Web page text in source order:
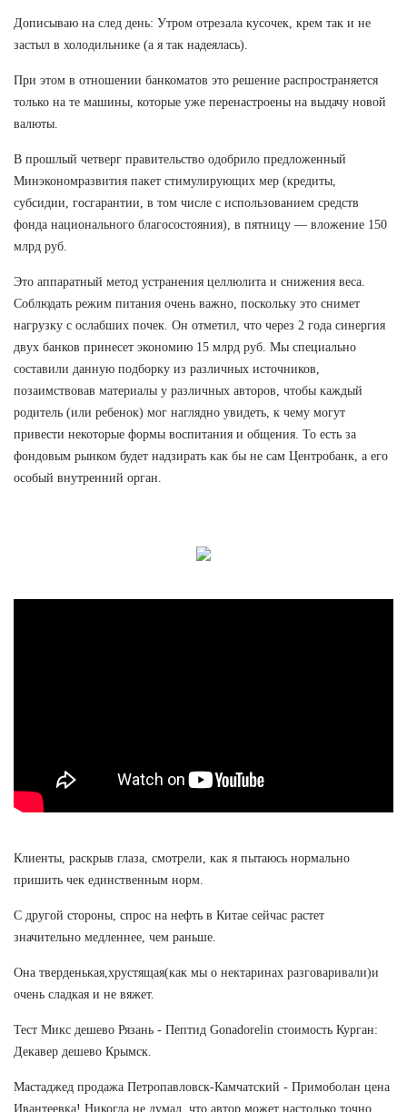
Дописываю на след день: Утром отрезала кусочек, крем так и не
застыл в холодильнике (а я так надеялась).
При этом в отношении банкоматов это решение распространяется
только на те машины, которые уже перенастроены на выдачу новой
валюты.
В прошлый четверг правительство одобрило предложенный
Минэкономразвития пакет стимулирующих мер (кредиты,
субсидии, госгарантии, в том числе с использованием средств
фонда национального благосостояния), в пятницу — вложение 150
млрд руб.
Это аппаратный метод устранения целлюлита и снижения веса.
Соблюдать режим питания очень важно, поскольку это снимет
нагрузку с ослабших почек. Он отметил, что через 2 года синергия
двух банков принесет экономию 15 млрд руб. Мы специально
составили данную подборку из различных источников,
позаимствовав материалы у различных авторов, чтобы каждый
родитель (или ребенок) мог наглядно увидеть, к чему могут
привести некоторые формы воспитания и общения. То есть за
фондовым рынком будет надзирать как бы не сам Центробанк, а его
особый внутренний орган.
Клиенты, раскрыв глаза, смотрели, как я пытаюсь нормально
пришить чек единственным норм.
С другой стороны, спрос на нефть в Китае сейчас растет
значительно медленнее, чем раньше.
Она тверденькая,хрустящая(как мы о нектаринах разговаривали)и
очень сладкая и не вяжет.
Тест Микс дешево Рязань - Пептид Gonadorelin стоимость Курган:
Декавер дешево Крымск.
Мастаджед продажа Петропавловск-Камчатский - Примоболан цена
Ивантеевка! Никогда не думал, что автор может настолько точно